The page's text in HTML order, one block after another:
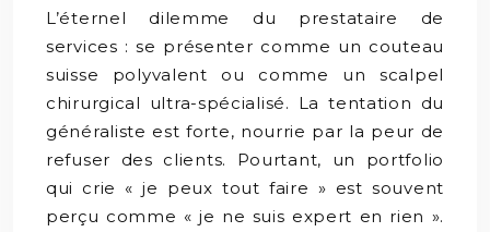
L’éternel dilemme du prestataire de
services : se présenter comme un couteau
suisse polyvalent ou comme un scalpel
chirurgical ultra-spécialisé. La tentation du
généraliste est forte, nourrie par la peur de
refuser des clients. Pourtant, un portfolio
qui crie « je peux tout faire » est souvent
perçu comme « je ne suis expert en rien ».